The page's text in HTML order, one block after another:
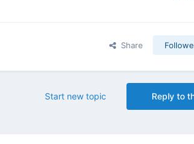
Share
Reply to
Start new topic